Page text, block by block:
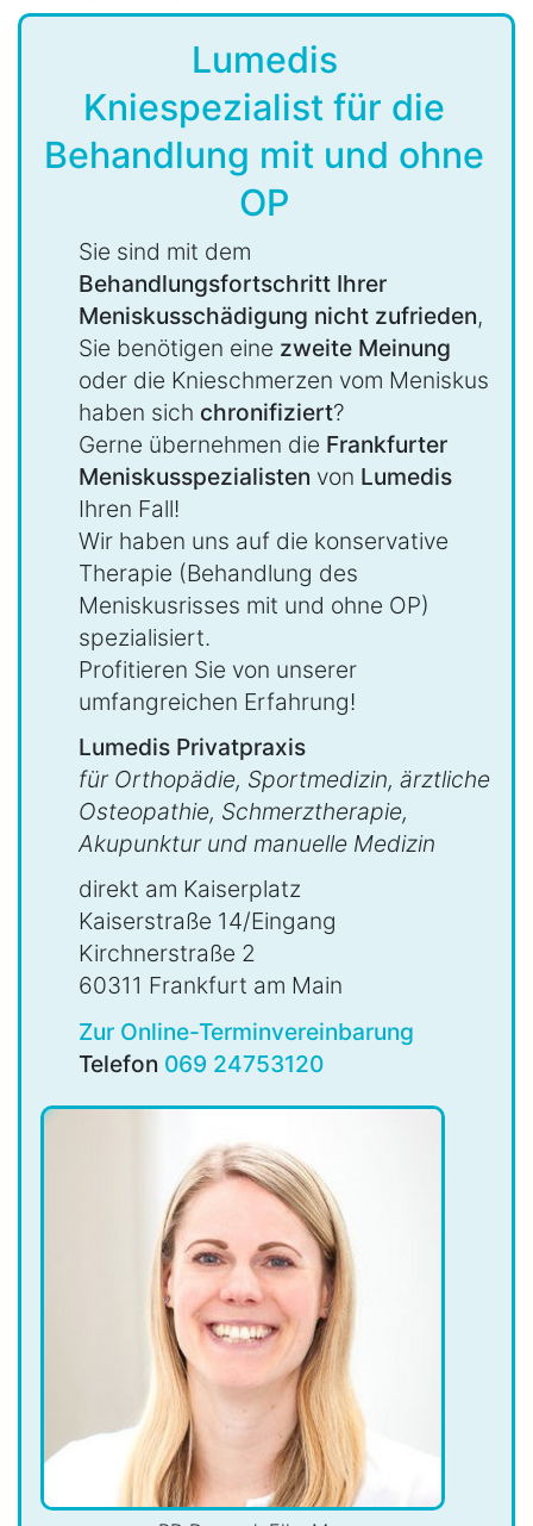
Lumedis
Kniespezialist für die
Behandlung mit und ohne
OP
Sie sind mit dem
Behandlungsfortschritt Ihrer
Meniskusschädigung nicht zufrieden,
Sie benötigen eine zweite Meinung
oder die Knieschmerzen vom Meniskus
haben sich chronifiziert?
Gerne übernehmen die Frankfurter
Meniskusspezialisten von Lumedis
Ihren Fall!
Wir haben uns auf die konservative
Therapie (Behandlung des
Meniskusrisses mit und ohne OP)
spezialisiert.
Profitieren Sie von unserer
umfangreichen Erfahrung!
Lumedis Privatpraxis
für Orthopädie, Sportmedizin, ärztliche
Osteopathie, Schmerztherapie,
Akupunktur und manuelle Medizin
direkt am Kaiserplatz
Kaiserstraße 14/Eingang
Kirchnerstraße 2
60311 Frankfurt am Main
Zur Online-Terminvereinbarung
Telefon 069 24753120